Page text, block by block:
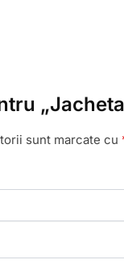
sunt marcate cu